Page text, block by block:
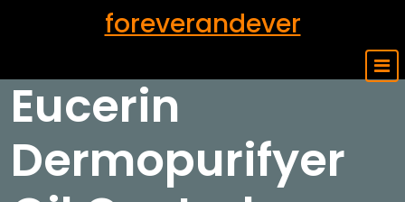
foreverandever
Eucerin
Dermopurifyer